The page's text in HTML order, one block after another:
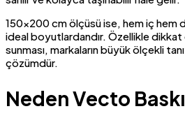
150×200 cm ölçüsü ise, hem iç hem
ideal boyutlardandır. Özellikle
sunması, markaların büyük ölçekli
çözümdür.
Neden Vecto